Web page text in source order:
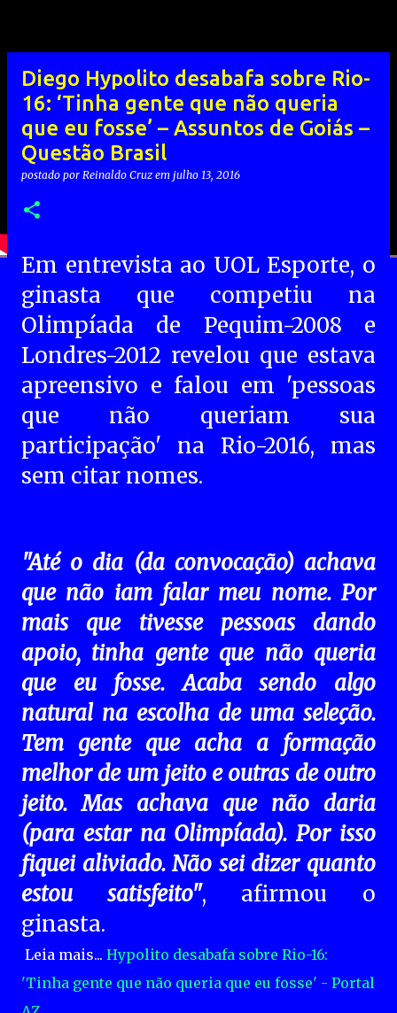
Diego Hypolito desabafa sobre Rio-
16: ‘Tinha gente que não queria
que eu fosse’ – Assuntos de Goiás –
Questão Brasil
postado por Reinaldo Cruz em julho 13, 2016
Em entrevista ao UOL Esporte, o
ginasta que competiu na
Olimpíada de Pequim-2008 e
Londres-2012 revelou que estava
apreensivo e falou em 'pessoas
que não queriam sua
participação' na Rio-2016, mas
sem citar nomes.
"Até o dia (da convocação) achava
que não iam falar meu nome. Por
mais que tivesse pessoas dando
apoio, tinha gente que não queria
que eu fosse. Acaba sendo algo
natural na escolha de uma seleção.
Tem gente que acha a formação
melhor de um jeito e outras de outro
jeito. Mas achava que não daria
(para estar na Olimpíada). Por isso
fiquei aliviado. Não sei dizer quanto
estou satisfeito", afirmou o
ginasta.
Leia mais... Hypolito desabafa sobre Rio-16:
'Tinha gente que não queria que eu fosse' - Portal